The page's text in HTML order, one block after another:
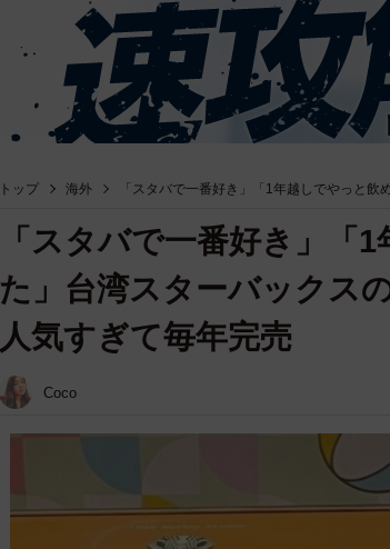
トップ 海外 「スタバで一番好き」「1年越しでやっと
「スタバで一番好き」「
た」台湾スターバックス
人気すぎて毎年完売
Coco